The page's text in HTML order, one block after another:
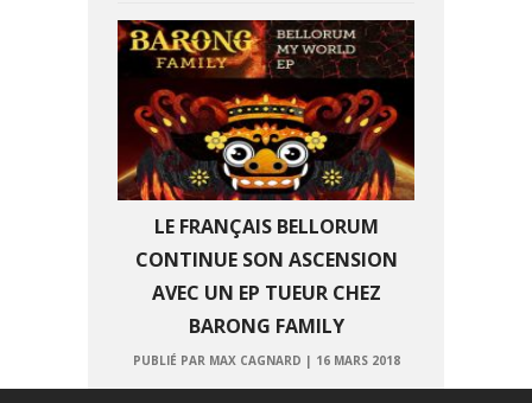
LE FRANÇAIS BELLORUM
CONTINUE SON ASCENSION
AVEC UN EP TUEUR CHEZ
BARONG FAMILY
PUBLIÉ PAR MAX CAGNARD | 16 MARS 2018